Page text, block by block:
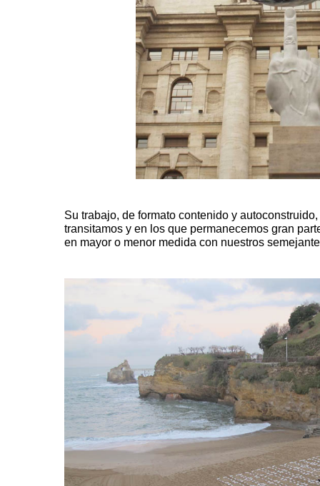
Su trabajo, de formato contenido y
transitamos y en los que permanecemos gran
en mayor o menor medida con nuestros